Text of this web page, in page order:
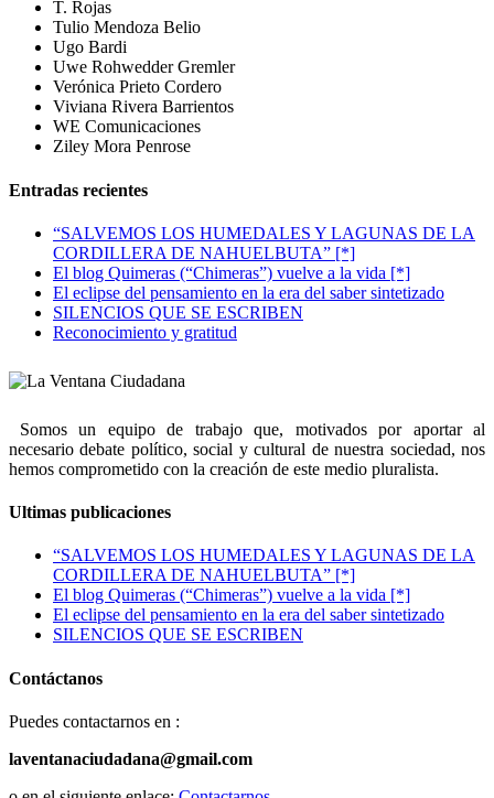
T. Rojas
Tulio Mendoza Belio
Ugo Bardi
Uwe Rohwedder Gremler
Verónica Prieto Cordero
Viviana Rivera Barrientos
WE Comunicaciones
Ziley Mora Penrose
Entradas recientes
“SALVEMOS LOS HUMEDALES Y LAGUNAS DE LA
CORDILLERA DE NAHUELBUTA” [*]
El blog Quimeras (“Chimeras”) vuelve a la vida [*]
El eclipse del pensamiento en la era del saber sintetizado
SILENCIOS QUE SE ESCRIBEN
Reconocimiento y gratitud
Somos un equipo de trabajo que, motivados por aportar al
necesario debate político, social y cultural de nuestra sociedad, nos
hemos comprometido con la creación de este medio pluralista.
Ultimas publicaciones
“SALVEMOS LOS HUMEDALES Y LAGUNAS DE LA
CORDILLERA DE NAHUELBUTA” [*]
El blog Quimeras (“Chimeras”) vuelve a la vida [*]
El eclipse del pensamiento en la era del saber sintetizado
SILENCIOS QUE SE ESCRIBEN
Contáctanos
Puedes contactarnos en :
laventanaciudadana@gmail.com